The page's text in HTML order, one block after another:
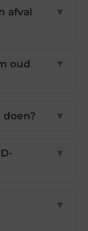
afval
▼
oud
▼
▼
▼
▼